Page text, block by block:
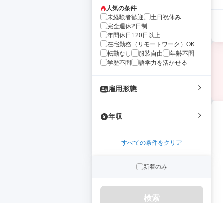
人気の条件
未経験者歓迎
土日祝休み
完全週休2日制
年間休日120日以上
在宅勤務（リモートワーク）OK
転勤なし
服装自由
年齢不問
学歴不問
語学力を活かせる
雇用形態
年収
すべての条件をクリア
新着のみ
検索